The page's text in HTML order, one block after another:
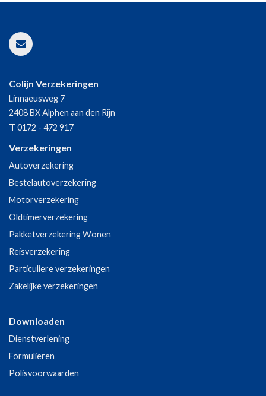
Colijn Verzekeringen
Linnaeusweg 7
2408 BXAlphen aan den Rijn
T 0172 - 472 917
Verzekeringen
Autoverzekering
Bestelautoverzekering
Motorverzekering
Oldtimerverzekering
Pakketverzekering Wonen
Reisverzekering
Particuliere verzekeringen
Zakelijke verzekeringen
Downloaden
Dienstverlening
Formulieren
Polisvoorwaarden